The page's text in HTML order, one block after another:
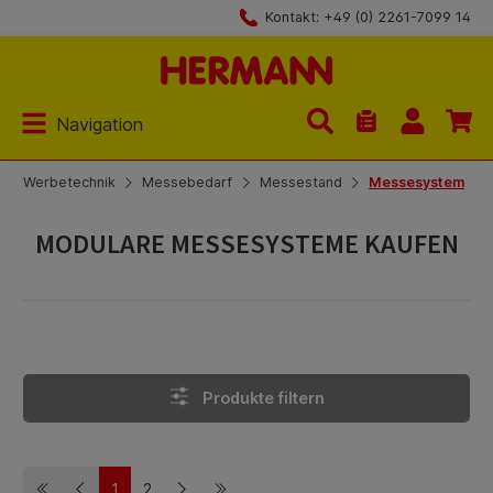
Kontakt: +49 (0) 2261-7099 14
Navigation
Du hast 0
Werbetechnik Messebedarf Messestand Messesystem
MODULARE MESSESYSTEME KAUFEN
Produkte filtern
1 2